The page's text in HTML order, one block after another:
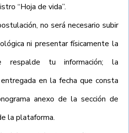
“Hoja de vida”.
no será necesario subir
ni presentar físicamente la
respalde tu información; la
en la fecha que consta
anexo de la sección de
la plataforma.